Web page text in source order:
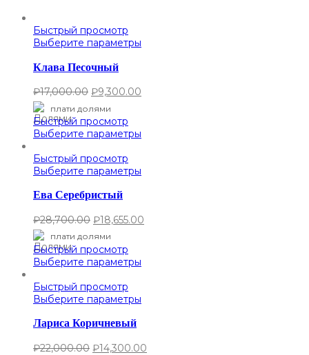
Быстрый просмотр
Выберите параметры
Клава Песочный
₽17,000.00 ₽9,300.00
плати долями
Быстрый просмотр
Выберите параметры
Быстрый просмотр
Выберите параметры
Ева Серебристый
₽28,700.00 ₽18,655.00
плати долями
Быстрый просмотр
Выберите параметры
Быстрый просмотр
Выберите параметры
Лариса Коричневый
₽22,000.00 ₽14,300.00